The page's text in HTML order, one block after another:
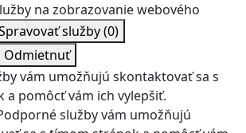
na zobrazovanie webového
služby(0)
Odmietnuť
vám umožňujú skontaktovať sa s
pomôcť vám ich vylepšiť.
služby vám umožňujú